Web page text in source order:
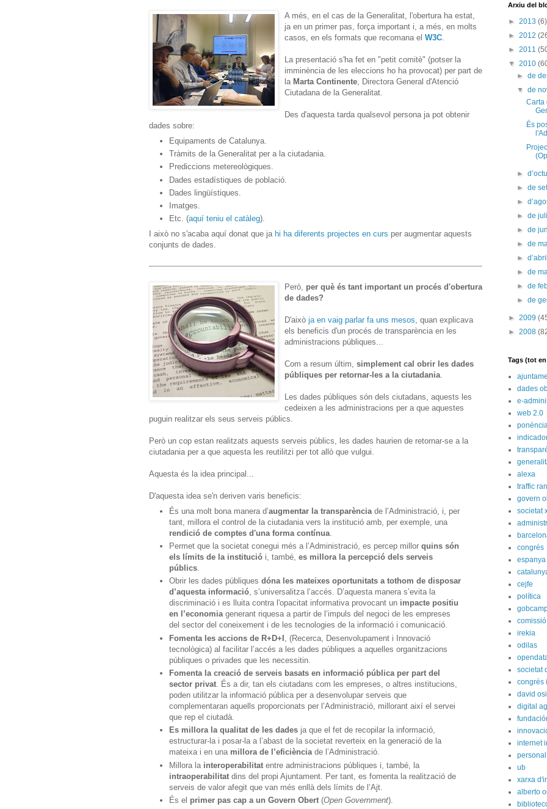
A més, en el cas de la Generalitat, l'obertura ha estat,
ja en un primer pas, força important i, a més, en molts
casos, en els formats que recomana el W3C.
La presentació s'ha fet en "petit comitè" (potser la
imminència de les eleccions ho ha provocat) per part de
la Marta Continente, Directora General d'Atenció
Ciutadana de la Generalitat.
Des d'aquesta tarda qualsevol persona ja pot obtenir
dades sobre:
Equipaments de Catalunya.
Tràmits de la Generalitat per a la ciutadania.
Prediccions metereològiques.
Dades estadístiques de població.
Dades lingüístiques.
Imatges.
Etc. (aquí teniu el catàleg).
I això no s'acaba aquí donat que ja hi ha diferents projectes en curs per augmentar aquests
conjunts de dades.
Però, per què és tant important un procés d'obertura
de dades?
D'això ja en vaig parlar fa uns mesos, quan explicava
els beneficis d'un procés de transparència en les
administracions públiques...
Com a resum últim, simplement cal obrir les dades
públiques per retornar-les a la ciutadania.
Les dades públiques són dels ciutadans, aquests les
cedeixen a les administracions per a que aquestes
puguin realitzar els seus serveis públics.
Però un cop estan realitzats aquests serveis públics, les dades haurien de retornar-se a la
ciutadania per a que aquesta les reutilitzi per tot allò que vulgui.
Aquesta és la idea principal...
D'aquesta idea se'n deriven varis beneficis:
És una molt bona manera d’augmentar la transparència de l’Administració, i, per
tant, millora el control de la ciutadania vers la institució amb, per exemple, una
rendició de comptes d'una forma contínua
Permet que la societat conegui més a l’Administració, es percep millor quins són
els límits de la institució i, també, es millora la percepció dels serveis
públics.
Obrir les dades públiques dóna les mateixes oportunitats a tothom de disposar
d’aquesta informació, s’universalitza l’accés. D’aquesta manera s’evita la
discriminació i es lluita contra l'opacitat informativa provocant un impacte positiu
en l’economia generant riquesa a partir de l’impuls del negoci de les empreses
del sector del coneixement i de les tecnologies de la informació i comunicació.
Fomenta les accions de R+D+I , (Recerca, Desenvolupament i Innovació
tecnològica) al facilitar l’accés a les dades públiques a aquelles organitzacions
públiques o privades que les necessitin.
Fomenta la creació de serveis basats en informació pública per part del
sector privat. És a dir, tan els ciutadans com les empreses, o altres institucions,
poden utilitzar la informació pública per a desenvolupar serveis que
complementaran aquells proporcionats per l’Administració, millorant així el servei
que rep el ciutadà.
Es millora la qualitat de les dades ja que el fet de recopilar la informació,
estructurar-la i posar-la a l’abast de la societat reverteix en la generació de la
mateixa i en una millora de l’eficiència de l’Administració.
Millora la interoperabilitat entre administracions públiques i, també, la
intraoperabilitat dins del propi Ajuntament. Per tant, es fomenta la realització de
serveis de valor afegit que van més enllà dels límits de l’Ajt.
És el primer pas cap a un Govern Obert (Open Government).
Arxiu del
► 2013 (6)
► 2012
► 2011
▼ 2010
►de
▼de
Carta
És
►
►de
►
►de
►de
►de
►
►de
►de
►de
► 2009
► 2008
Tags (tot
dades
e-
web 2.0
alexa
traffic
govern
societat
congrés
espanya
cejfe
política
irekia
odilas
societat
congrés
david
digital
internet
ub
xarxa
alberto